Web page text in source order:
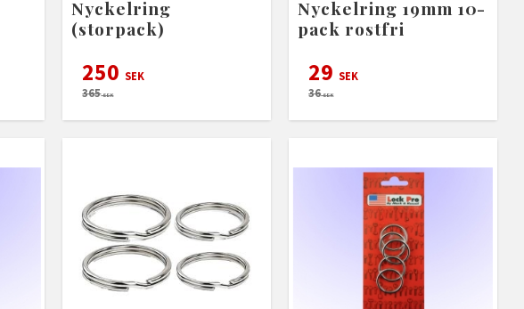
Nyckelring
(storpack)
250 SEK
365SEK
Nyckelring 19mm 10-
pack rostfri
29 SEK
36SEK